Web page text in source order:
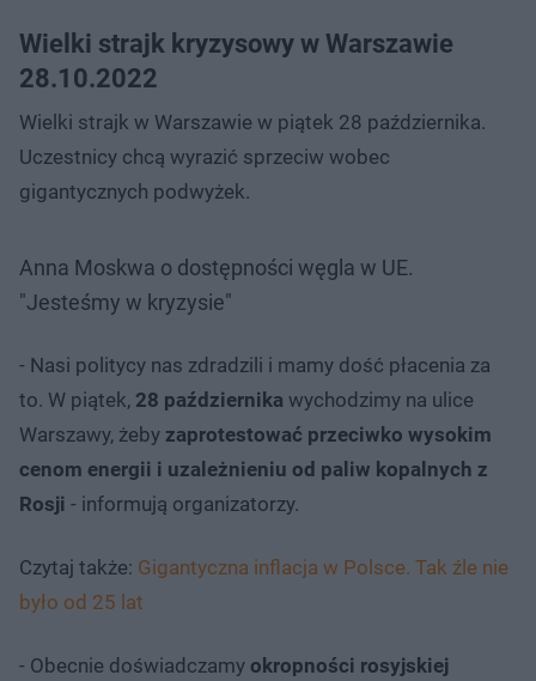
Wielki strajk kryzysowy w Warszawie
28.10.2022
Wielki strajk w Warszawie w piątek 28 października.
Uczestnicy chcą wyrazić sprzeciw wobec
gigantycznych podwyżek.
Anna Moskwa o dostępności węgla w UE.
"Jesteśmy w kryzysie"
- Nasi politycy nas zdradzili i mamy dość płacenia za
to. W piątek, 28 października wychodzimy na ulice
Warszawy, żeby zaprotestować przeciwko wysokim
cenom energii i uzależnieniu od paliw kopalnych z
Rosji - informują organizatorzy.
Czytaj także: Gigantyczna inflacja w Polsce. Tak źle nie
było od 25 lat
- Obecnie doświadczamy okropności rosyjskiej